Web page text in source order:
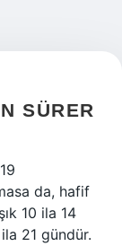
SÜRER
da, hafif
10 ila 14
21 gündür.